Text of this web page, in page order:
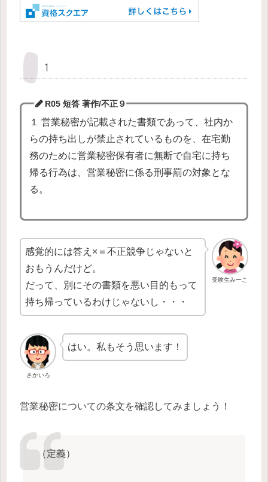
１
R05 短答 著作/不正９
１ 営業秘密が記載された書類であって、社内か
らの持ち出しが禁止されているものを、在宅勤
務のために営業秘密保有者に無断で自宅に持ち
帰る行為は、営業秘密に係る刑事罰の対象とな
る。
受験生みーこ
感覚的には答え×＝不正競争じゃないと
おもうんだけど。
だって、別にその書類を悪い目的もって
持ち帰っているわけじゃないし・・・
さかいろ
はい。私もそう思います！
営業秘密についての条文を確認してみましょう！
（定義）